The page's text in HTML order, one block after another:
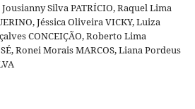
Silva PATRÍCIO, Raquel Lima
Jéssica Oliveira VICKY, Luiza
CONCEIÇÃO, Roberto Lima
Ronei Morais MARCOS, Liana Pordeus